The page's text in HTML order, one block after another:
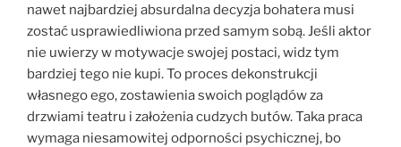
nawet najbardziej absurdalna decyzja bohatera musi
zostać usprawiedliwiona przed samym sobą. Jeśli aktor
nie uwierzy w motywacje swojej postaci, widz tym
bardziej tego nie kupi. To proces dekonstrukcji
własnego ego, zostawienia swoich poglądów za
drzwiami teatru i założenia cudzych butów. Taka praca
wymaga niesamowitej odporności psychicznej, bo